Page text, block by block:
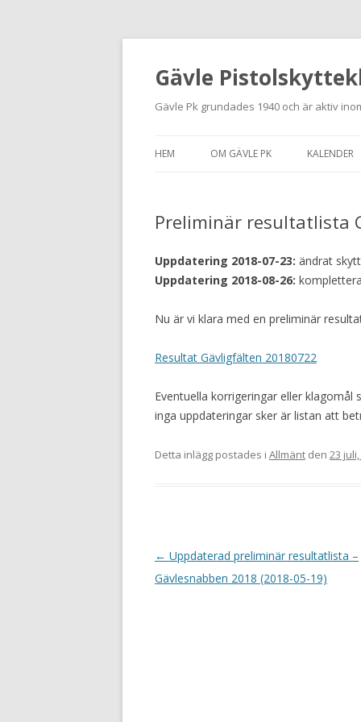
Gävle
Gävle Pk grundades 1940 och är aktiv
HEM OM GÄVLE PK
NYBÖRJARE
KONTAKT
STADGAR
KALENDER
Preliminär resultatlista
Uppdatering 2018-07-23: ändrat
Uppdatering 2018-08-26:
Nu är vi klara med en preliminär
Resultat Gävligfälten 20180722
Eventuella korrigeringar eller klagomål
inga uppdateringar sker är listan att
Detta inlägg postades i Allmänt den 23
I
n
← Uppdaterad preliminär resultatlista –
Gävlesnabben 2018 (2018-05-19)